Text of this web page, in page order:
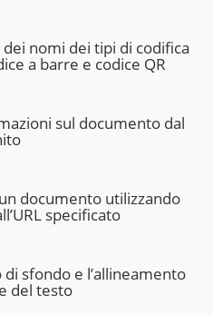
dei nomi dei tipi di codifica
a barre e codice QR
sul documento dal
documento utilizzando
specificato
sfondo e l’allineamento
del testo